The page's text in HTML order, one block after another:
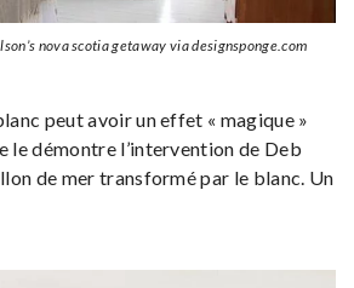
nova scotia getaway via designsponge.com
peut avoir un effet « magique »
le démontre l’intervention de Deb
de mer transformé par le blanc. Un